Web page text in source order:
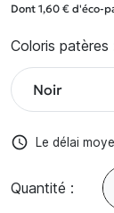
Dont 1,60 € d'éco-
Coloris patères
access_time Le délai
Quantité :